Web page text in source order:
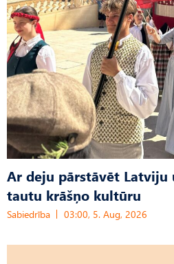
Ar deju pārstāvēt
tautu krāšņo kultūru
Sabiedrība 03:00, 5. Aug, 2026